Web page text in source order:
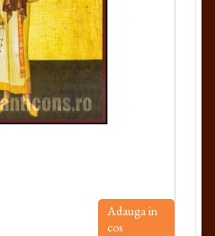
Adauga in
cos